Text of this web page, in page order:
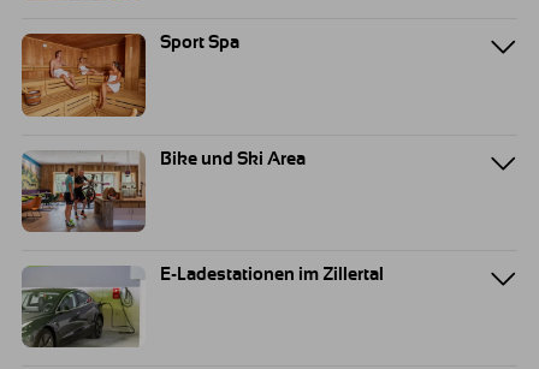
Sport Spa
Bike und Ski Area
E-Ladestationen im Zillertal